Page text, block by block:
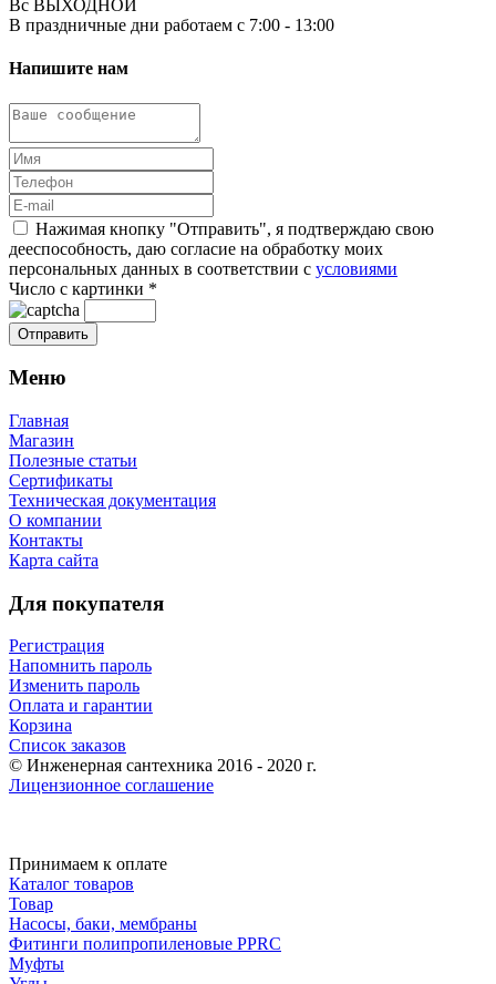
Вс ВЫХОДНОЙ
В праздничные дни работаем с 7:00 - 13:00
Напишите нам
Нажимая кнопку "Отправить", я подтверждаю свою
дееспособность, даю согласие на обработку моих
персональных данных в соответствии с условиями
Число с картинки *
Меню
Главная
Магазин
Полезные статьи
Сертификаты
Техническая документация
О компании
Контакты
Карта сайта
Для покупателя
Регистрация
Напомнить пароль
Изменить пароль
Оплата и гарантии
Корзина
Список заказов
© Инженерная сантехника 2016 - 2020 г.
Лицензионное соглашение
Принимаем к оплате
Каталог товаров
Товар
Насосы, баки, мембраны
Фитинги полипропиленовые PPRC
Муфты